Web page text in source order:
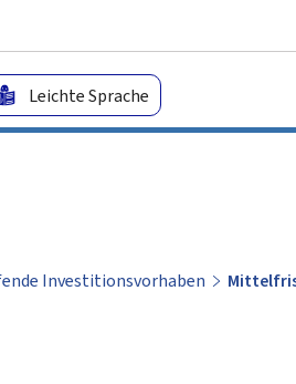
Leichte Sprache
Investitionsvorhaben